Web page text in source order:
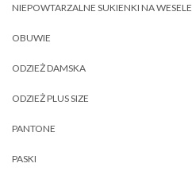
NIEPOWTARZALNE SUKIENKI NA WESELE
OBUWIE
ODZIEŻ DAMSKA
ODZIEŻ PLUS SIZE
PANTONE
PASKI